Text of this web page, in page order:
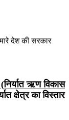
देश की सरकार
ऋण विकास
क्षेत्र का विस्तार